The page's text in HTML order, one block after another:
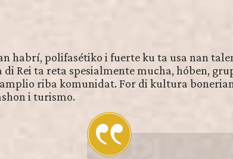
habrí, polifasétiko i fuerte ku ta usa nan
Rei ta reta spesialmente mucha, hóben,
riba komunidat. For di kultura
i turismo.